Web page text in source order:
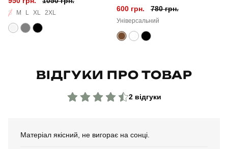
Склад тканини 100% поліестер
S M L XL 2XL
600 грн.
780 грн.
Універсальний
ВІДГУКИ ПРО ТОВАР
2 відгуки
Матеріал якісний, не вигорає на сонці.